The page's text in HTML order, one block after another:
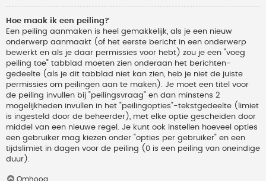
Hoe maak ik een peiling?
Een peiling aanmaken is heel gemakkelijk, als je een nieuw
onderwerp aanmaakt (of het eerste bericht in een onderwerp
bewerkt en als je daar permissies voor hebt) zou je een "voeg
peiling toe" tabblad moeten zien onderaan het berichten-
gedeelte (als je dit tabblad niet kan zien, heb je niet de juiste
permissies om peilingen aan te maken). Je moet een titel voor
de peiling invullen bij "peilingsvraag" en dan minstens 2
mogelijkheden invullen in het "peilingopties"-tekstgedeelte (limiet
is ingesteld door de beheerder), met elke optie gescheiden door
middel van een nieuwe regel. Je kunt ook instellen hoeveel opties
een gebruiker mag kiezen onder "opties per gebruiker" en een
tijdslimiet in dagen voor de peiling (0 is een peiling van oneindige
duur).
Omhoog